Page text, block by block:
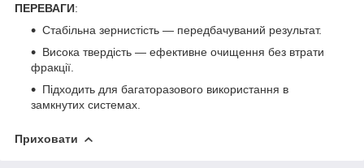
ПЕРЕВАГИ:
Стабільна зернистість — передбачуваний результат.
Висока твердість — ефективне очищення без втрати
фракції.
Підходить для багаторазового використання в
замкнутих системах.
Приховати